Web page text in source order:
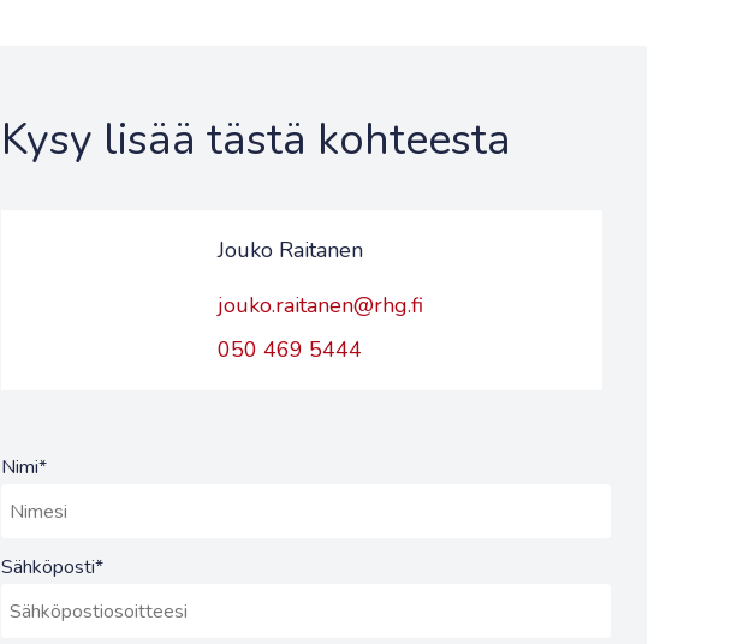
Kysy lisää tästä kohteesta
Jouko Raitanen
jouko.raitanen@rhg.fi
050 469 5444
Nimi*
Sähköposti*